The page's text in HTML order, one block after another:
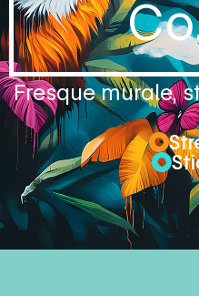
Fresque murale,